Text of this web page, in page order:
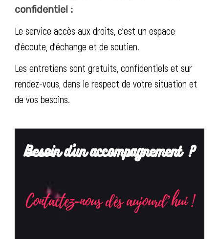
confidentiel :
Le service accès aux droits, c’est un espace
d’écoute, d’échange et de soutien.
Les entretiens sont gratuits, confidentiels et sur
rendez-vous, dans le respect de votre situation et
de vos besoins.
Besoin d’un accompagnement ?
Contactez-nous dès aujourd’hui !